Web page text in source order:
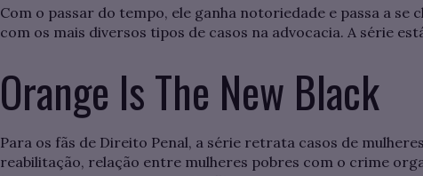
Com o passar do tempo, ele ganha notoriedade e passa a se
com os mais diversos tipos de casos na advocacia. A série
Orange Is The New Black
Para os fãs de Direito Penal, a série retrata casos de
reabilitação, relação entre mulheres pobres com o crime